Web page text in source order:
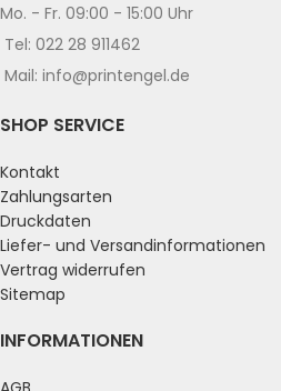
Mo. - Fr. 09:00 - 15:00 Uhr
Tel: 022 28 911462
Mail: info@printengel.de
SHOP SERVICE
Kontakt
Zahlungsarten
Druckdaten
Liefer- und Versandinformationen
Vertrag widerrufen
Sitemap
INFORMATIONEN